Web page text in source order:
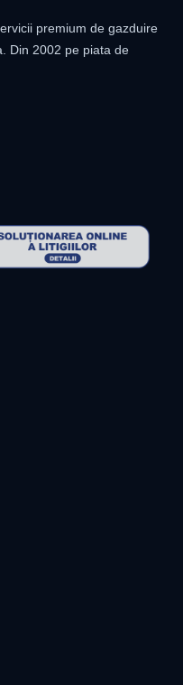
premium de gazduire
Din 2002 pe piata de